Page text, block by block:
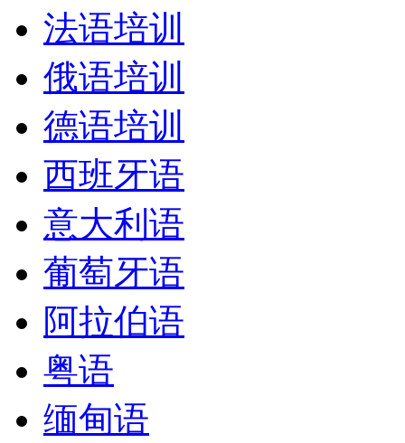
法语培训
俄语培训
德语培训
西班牙语
意大利语
葡萄牙语
阿拉伯语
粤语
缅甸语